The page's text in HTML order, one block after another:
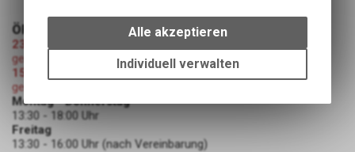
ÖFFNUNGSZEITEN
23.07.2026-08.08.2026 (Umzug Bike & Dive GmbH)
geschlossen
15.08.2026 (Mariä Himmelfahrt)
geschlossen
Montag - Donnerstag
13:30 - 18:00 Uhr
Freitag
13:30 - 16:00 Uhr (nach Vereinbarung)
bestimmte Interaktionen und
Einstellungen auf Ihrem Gerät,
um die grundlegenden
Funktionen unseres Online-
des Warenkorbs, zu
dass die gespeicherten Daten
Alle akzeptieren
Individuell verwalten